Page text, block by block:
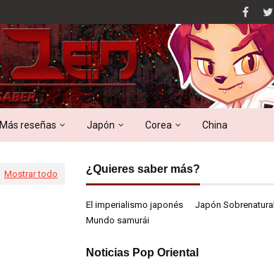
Más reseñas Japón Corea China
Mostrar todo ¿Quieres saber más?
El imperialismo japonés
Japón Sobrenatural
Mundo samurái
Noticias Pop Oriental